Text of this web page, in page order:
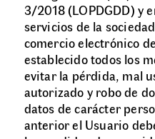
3/2018 (LOPDGDD) y
servicios de la
comercio electrónico
establecido todos los
evitar la pérdida, mal
autorizado y robo de
datos de carácter
anterior el Usuario